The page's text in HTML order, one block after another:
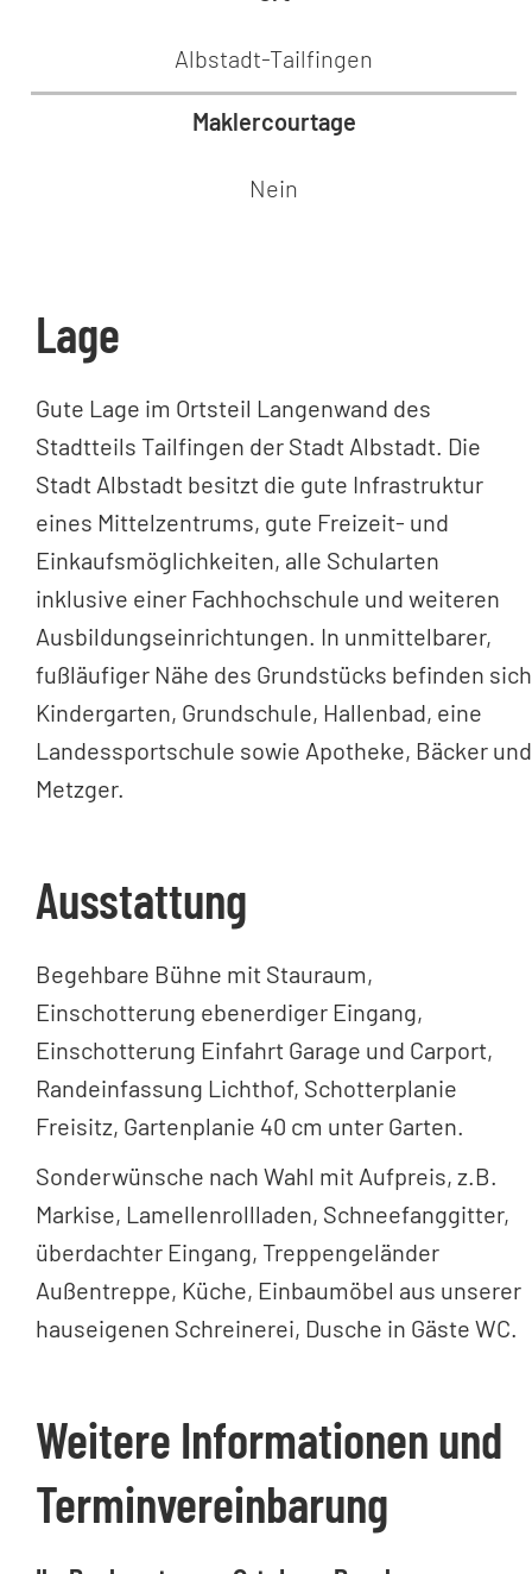
Albstadt-Tailfingen
Maklercourtage
Nein
Lage
Gute Lage im Ortsteil Langenwand des
Stadtteils Tailfingen der Stadt Albstadt. Die
Stadt Albstadt besitzt die gute Infrastruktur
eines Mittelzentrums, gute Freizeit- und
Einkaufsmöglichkeiten, alle Schularten
inklusive einer Fachhochschule und weiteren
Ausbildungseinrichtungen. In unmittelbarer,
fußläufiger Nähe des Grundstücks befinden sich
Kindergarten, Grundschule, Hallenbad, eine
Landessportschule sowie Apotheke, Bäcker und
Metzger.
Ausstattung
Begehbare Bühne mit Stauraum,
Einschotterung ebenerdiger Eingang,
Einschotterung Einfahrt Garage und Carport,
Randeinfassung Lichthof, Schotterplanie
Freisitz, Gartenplanie 40 cm unter Garten.
Sonderwünsche nach Wahl mit Aufpreis, z.B.
Markise, Lamellenrollladen, Schneefanggitter,
überdachter Eingang, Treppengeländer
Außentreppe, Küche, Einbaumöbel aus unserer
hauseigenen Schreinerei, Dusche in Gäste WC.
Weitere Informationen und
Terminvereinbarung